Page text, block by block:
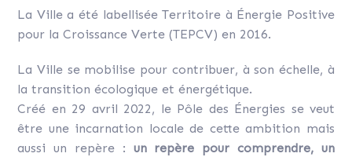
La Ville a été labellisée Territoire à Énergie Positive
pour la Croissance Verte (TEPCV) en 2016.
La Ville se mobilise pour contribuer, à son échelle, à
la transition écologique et énergétique.
Créé en 29 avril 2022, le Pôle des Énergies se veut
être une incarnation locale de cette ambition mais
aussi un repère : un repère pour comprendre, un